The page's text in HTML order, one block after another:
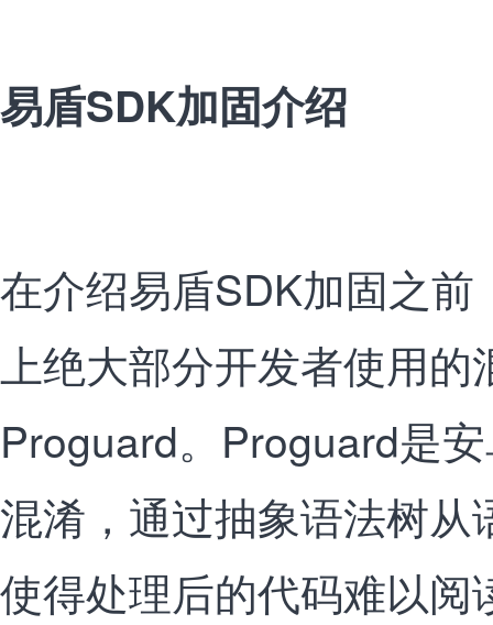
易盾SDK加固介绍
在介绍易盾SDK加固之
上绝大部分开发者使用
Proguard。Proguard是
混淆，通过抽象语法树
使得处理后的代码难以阅